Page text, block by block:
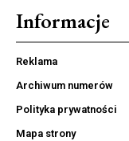
Informacje
Reklama
Archiwum numerów
Polityka prywatności
Mapa strony